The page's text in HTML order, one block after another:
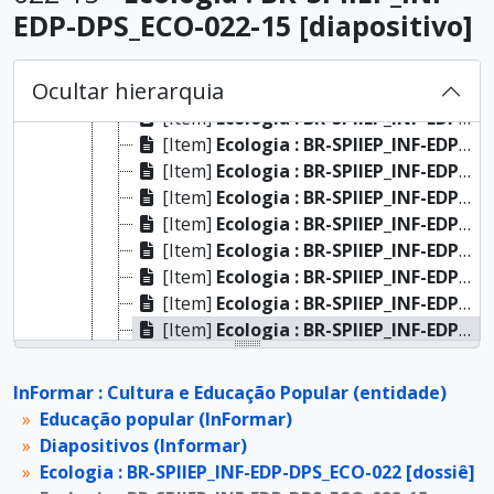
EDP-DPS_ECO-022-15 [diapositivo]
Ocultar hierarquia
[Dossiê]Ecologia : BR-SPIIEP_INF-EDP-DPS_ECO-020 [dossiê]
[Dossiê]Ecologia : BR-SPIIEP_INF-EDP-DPS_ECO-021 [dossiê]
[Dossiê]Ecologia : BR-SPIIEP_INF-EDP-DPS_ECO-022 [dossiê]
[Item]Ecologia : BR-SPIIEP_INF-EDP-DPS_ECO-022-02 [diapositivo]
[Item]Ecologia : BR-SPIIEP_INF-EDP-DPS_ECO-022-03 [diapositivo]
[Item] Ecologia : BR-SPIIEP_INF-EDP-DPS_ECO-022-04 [diapositivo]
[Item] Ecologia : BR-SPIIEP_INF-EDP-DPS_ECO-022-05 [diapositivo]
[Item] Ecologia : BR-SPIIEP_INF-EDP-DPS_ECO-022-06 [diapositivo]
[Item] Ecologia : BR-SPIIEP_INF-EDP-DPS_ECO-022-08 [diapositivo]
[Item] Ecologia : BR-SPIIEP_INF-EDP-DPS_ECO-022-10 [diapositivo]
[Item] Ecologia : BR-SPIIEP_INF-EDP-DPS_ECO-022-11 [diapositivo]
[Item] Ecologia : BR-SPIIEP_INF-EDP-DPS_ECO-022-12 [diapositivo]
[Item] Ecologia : BR-SPIIEP_INF-EDP-DPS_ECO-022-15 [diapositivo]
[Item]Ecologia : BR-SPIIEP_INF-EDP-DPS_ECO-022-16 [diapositivo]
[Item]
Ecologia : BR-SPIIEP_INF-EDP-DPS_ECO-022-17 [diapositivo]
[Item] Ecologia : BR-SPIIEP_INF-EDP-DPS_ECO-022-19 [diapositivo]
[Item]
Ecologia : BR-SPIIEP_INF-EDP-DPS_ECO-022-20 [diapositivo]
[Item] Ecologia : BR-SPIIEP_INF-EDP-DPS_ECO-022-21 [diapositivo]
[Item]Ecologia : BR-SPIIEP_INF-EDP-DPS_ECO-022-24 [diapositivo]
InFormar : Cultura e Educação Popular (entidade)
Educação popular (InFormar)
Diapositivos (Informar)
Ecologia : BR-SPIIEP_INF-EDP-DPS_ECO-022 [dossiê]